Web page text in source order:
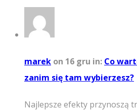
marek on 16 gru in: Co
zanim się tam wybierzesz?
Najlepsze efekty przynoszą